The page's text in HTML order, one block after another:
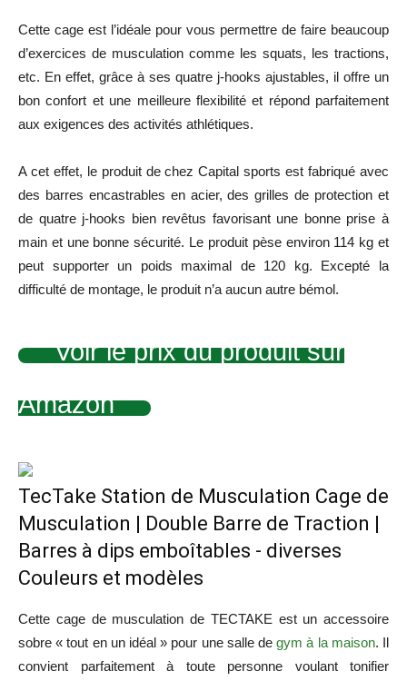
Cette cage est l’idéale pour vous permettre de faire beaucoup
d’exercices de musculation comme les squats, les tractions,
etc. En effet, grâce à ses quatre j-hooks ajustables, il offre un
bon confort et une meilleure flexibilité et répond parfaitement
aux exigences des activités athlétiques.
A cet effet, le produit de chez Capital sports est fabriqué avec
des barres encastrables en acier, des grilles de protection et
de quatre j-hooks bien revêtus favorisant une bonne prise à
main et une bonne sécurité. Le produit pèse environ 114 kg et
peut supporter un poids maximal de 120 kg. Excepté la
difficulté de montage, le produit n’a aucun autre bémol.
Voir le prix du produit sur
Amazon
TecTake Station de Musculation Cage de
Musculation | Double Barre de Traction |
Barres à dips emboîtables - diverses
Couleurs et modèles
Cette cage de musculation de TECTAKE est un accessoire
sobre « tout en un idéal » pour une salle degym à la maison. Il
convient parfaitement à toute personne voulant tonifier